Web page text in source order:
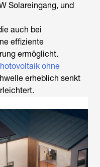
Solareingang, und
auch bei
effiziente
ermöglicht.
ohne
erheblich senkt